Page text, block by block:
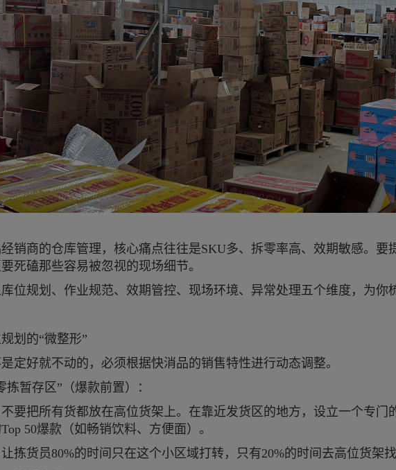
销商的仓库管理，核心痛点往往是SKU多、拆零率高、效期敏感。要
死磕那些容易被忽视的现场细节。
位规划、作业规范、效期管控、现场环境、异常处理五个维度，为你
划的“微整形”
定好就不动的，必须根据快消品的销售特性进行动态调整。
拣暂存区”（爆款前置）：
要把所有货都放在高位货架上。在靠近发货区的地方，设立一个专门
50爆款（如畅销饮料、方便面）。
拣货员80%的时间只在这个小区域打转，只有20%的时间去高位货架